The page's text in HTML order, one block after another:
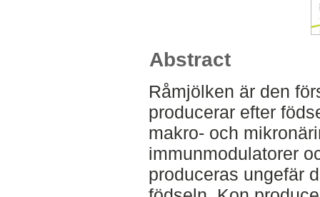
Abstract
Råmjölken är den
producerar efter
makro- och
immunmodulatorer
produceras ungefär